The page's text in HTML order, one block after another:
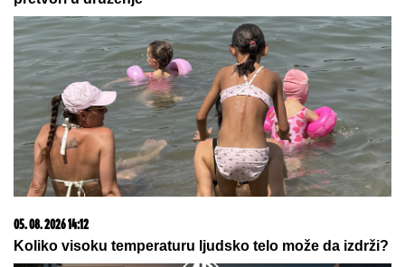
06. 08. 2026 12:05
VAŽNO ZA SVE PENZIONERE: Oglasio se PIO fond,
evo šta se dešava sa isplatama novca